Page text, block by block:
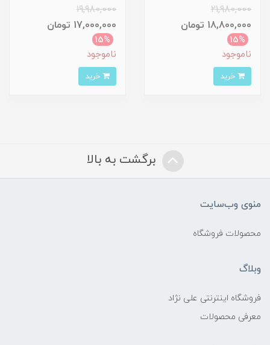
21,980,000
18,800,000 تومان
15%
ناموجود
19,980,000
17,000,000 تومان
15%
ناموجود
برگشت به بالا
منوی وب‌سایت
محصولات فروشگاه
وبلاگ
فروشگاه اینترنتی علی نژاد
معرفی محصولات